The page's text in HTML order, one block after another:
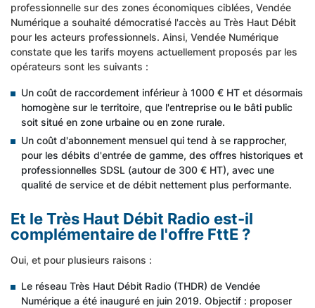
professionnelle sur des zones économiques ciblées, Vendée
Numérique a souhaité démocratisé l'accès au Très Haut Débit
pour les acteurs professionnels. Ainsi, Vendée Numérique
constate que les tarifs moyens actuellement proposés par les
opérateurs sont les suivants :
Un coût de raccordement inférieur à 1000 € HT et désormais
homogène sur le territoire, que l'entreprise ou le bâti public
soit situé en zone urbaine ou en zone rurale.
Un coût d'abonnement mensuel qui tend à se rapprocher,
pour les débits d'entrée de gamme, des offres historiques et
professionnelles SDSL (autour de 300 € HT), avec une
qualité de service et de débit nettement plus performante.
Et le Très Haut Débit Radio est-il
complémentaire de l'offre FttE ?
Oui, et pour plusieurs raisons :
Le réseau Très Haut Débit Radio (THDR) de Vendée
Numérique a été inauguré en juin 2019. Objectif : proposer